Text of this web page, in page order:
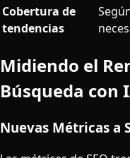
Cobertura de
tendencias
Midiendo el
Búsqueda con
Nuevas Métricas a